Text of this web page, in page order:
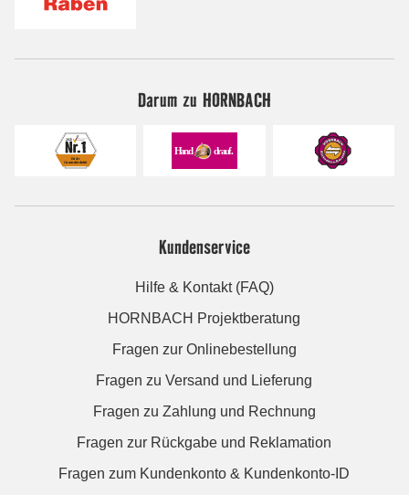
Darum zu HORNBACH
Kundenservice
Hilfe & Kontakt (FAQ)
HORNBACH Projektberatung
Fragen zur Onlinebestellung
Fragen zu Versand und Lieferung
Fragen zu Zahlung und Rechnung
Fragen zur Rückgabe und Reklamation
Fragen zum Kundenkonto & Kundenkonto-ID